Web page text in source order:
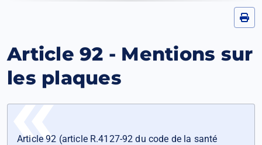
menu
Article 92 - Mentions sur
les plaques
Article 92 (article R.4127-92 du code de la santé